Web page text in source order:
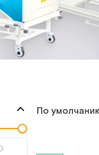
По